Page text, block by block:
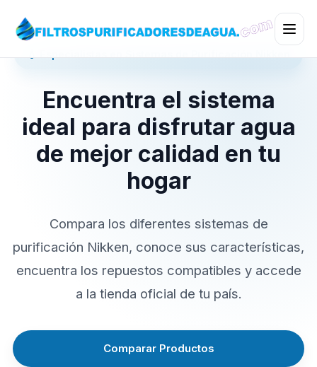
Encuentra el sistema
ideal para disfrutar agua
de mejor calidad en tu
hogar
Compara los diferentes sistemas de
purificación Nikken, conoce sus características,
encuentra los repuestos compatibles y accede
a la tienda oficial de tu país.
Comparar Productos